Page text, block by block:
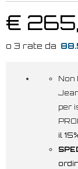
€
Non
per
il